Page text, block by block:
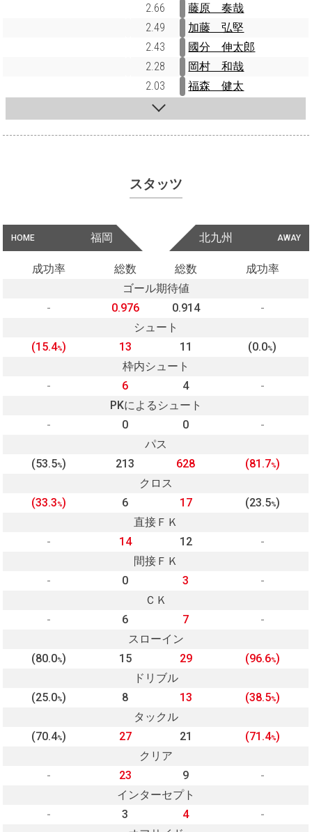
2.66
藤原 奏哉
2.49
加藤 弘堅
2.43
國分 伸太郎
2.28
岡村 和哉
2.03
福森 健太
スタッツ
HOME 福岡 AWAY
北九州
成功率 総数 総数
成功率
ゴール期待値
-
0.976 0.914
-
シュート
(15.4%) 13 11 (0.0%)
枠内シュート
-
6 4
-
PKによるシュート
-
0 0
-
パス
(53.5%) 213 628 (81.7%)
クロス
(33.3%) 6 17 (23.5%)
直接ＦＫ
-
14 12
-
間接ＦＫ
-
0 3
-
ＣＫ
-
6 7
-
スローイン
(80.0%) 15 29 (96.6%)
ドリブル
(25.0%) 8 13 (38.5%)
タックル
(70.4%) 27 21 (71.4%)
クリア
-
23 9
-
インターセプト
-
3 4
-